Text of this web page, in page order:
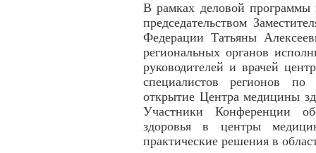
В рамках деловой программы
председательством
Федерации Татьяны
региональных органов
руководителей и врачей
специалистов регионов
открытие Центра медицины
Участники Конференции
здоровья в центры
практические решения в